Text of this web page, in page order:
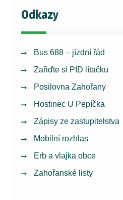
Odkazy
Bus 688 – jízdní řád
Zařiďte si PID lítačku
Posilovna Zahořany
Hostinec U Pepíčka
Zápisy ze zastupitelstva
Mobilní rozhlas
Erb a vlajka obce
Zahořanské listy